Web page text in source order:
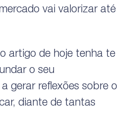
vai valorizar até
artigo de hoje tenha te
o seu
gerar reflexões sobre o
diante de tantas